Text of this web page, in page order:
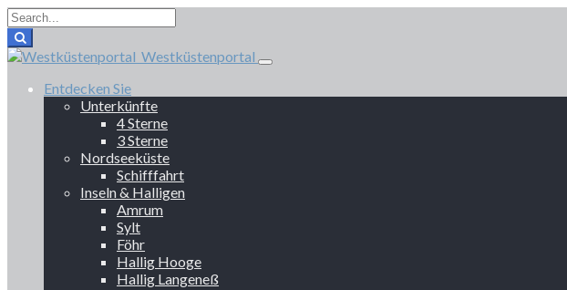
Westküstenportal
Entdecken Sie
Unterkünfte
4 Sterne
3 Sterne
Nordseeküste
Schifffahrt
Inseln & Halligen
Amrum
Sylt
Föhr
Hallig Hooge
Hallig Langeneß